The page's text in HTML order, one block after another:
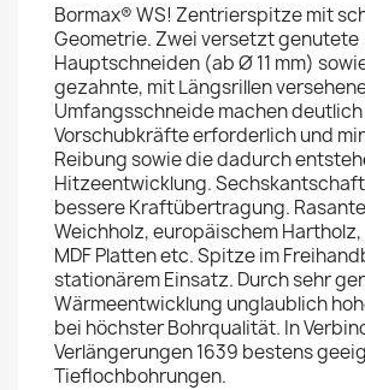
Bormax® WS! Zentrierspitze mit
Geometrie. Zwei versetzt genutete
Hauptschneiden (ab Ø 11 mm)
gezahnte, mit Längsrillen
Umfangsschneide machen
Vorschubkräfte erforderlich und
Reibung sowie die dadurch
Hitzeentwicklung.
bessere Kraftübertragung.
Weichholz, europäischem
MDF Platten etc. Spitze im
stationärem Einsatz. Durch sehr
Wärmeentwicklung unglaublich
bei höchster Bohrqualität. In
Verlängerungen 1639 bestens
Tieflochbohrungen.